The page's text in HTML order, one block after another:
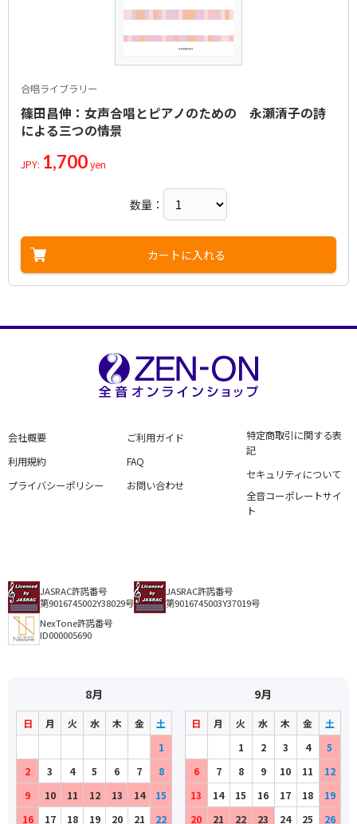
合唱ライブラリー
篠田昌伸：女声合唱とピアノのための 永瀬清子の詩
による三つの情景
JPY: 1,700yen
数量：
カートに入れる
会社概要
利用規約
プライバシーポリシー
ご利用ガイド
FAQ
お問い合わせ
特定商取引に関する表
記
セキュリティについて
全音コーポレートサイ
ト
JASRAC許諾番号
第9016745002Y38029号
JASRAC許諾番号
第9016745003Y37019号
NexTone許諾番号
ID000005690
8月
日 月 火 水 木 金
土
1
2
3 4 5 6 7
8
9
10 11 12 13 14
15
16
17 18 19 20 21 22
9月
日 月 火 水 木 金
土
1
2 3 4
5
6
7 8 9 10 11
12
13
14 15 16 17 18
19
20
21 22 23 24 25 26